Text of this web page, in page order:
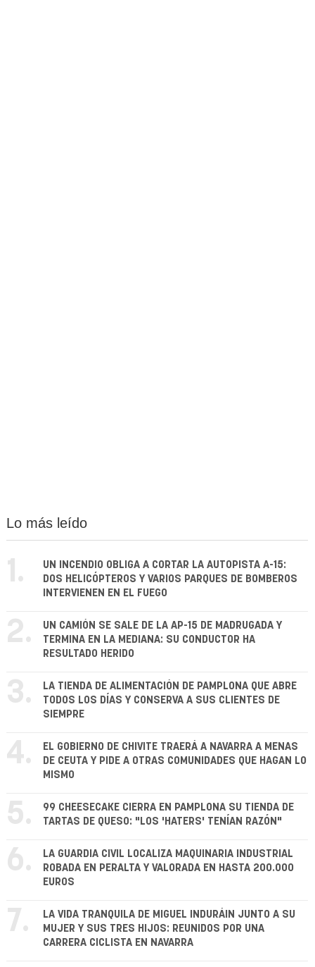
Lo más leído
1.
UN INCENDIO OBLIGA A CORTAR LA AUTOPISTA A-15:
DOS HELICÓPTEROS Y VARIOS PARQUES DE BOMBEROS
INTERVIENEN EN EL FUEGO
2.
UN CAMIÓN SE SALE DE LA AP-15 DE MADRUGADA Y
TERMINA EN LA MEDIANA: SU CONDUCTOR HA
RESULTADO HERIDO
3.
LA TIENDA DE ALIMENTACIÓN DE PAMPLONA QUE ABRE
TODOS LOS DÍAS Y CONSERVA A SUS CLIENTES DE
SIEMPRE
4.
EL GOBIERNO DE CHIVITE TRAERÁ A NAVARRA A MENAS
DE CEUTA Y PIDE A OTRAS COMUNIDADES QUE HAGAN LO
MISMO
5.
99 CHEESECAKE CIERRA EN PAMPLONA SU TIENDA DE
TARTAS DE QUESO: "LOS 'HATERS' TENÍAN RAZÓN"
6.
LA GUARDIA CIVIL LOCALIZA MAQUINARIA INDUSTRIAL
ROBADA EN PERALTA Y VALORADA EN HASTA 200.000
EUROS
7.
LA VIDA TRANQUILA DE MIGUEL INDURÁIN JUNTO A SU
MUJER Y SUS TRES HIJOS: REUNIDOS POR UNA
CARRERA CICLISTA EN NAVARRA